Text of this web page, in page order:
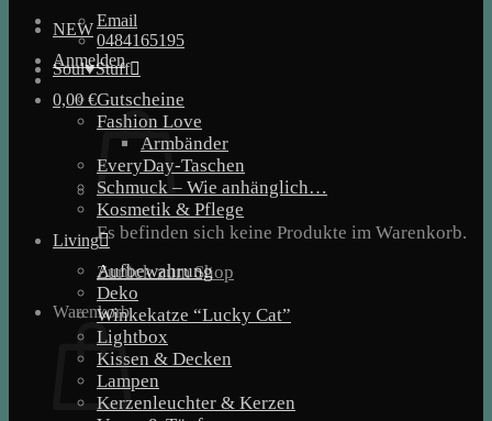
Email
0484165195
Anmelden
0,00€
Es befinden sich keine Produkte im Warenkorb.
Zurück zum Shop
Warenkorb
NEW
Soul♥Stuff
Gutscheine
Fashion Love
Armbänder
EveryDay-Taschen
Schmuck – Wie anhänglich…
Kosmetik & Pflege
Living
Aufbewahrung
Deko
Winkekatze “Lucky Cat”
Lightbox
Kissen & Decken
Lampen
Kerzenleuchter & Kerzen